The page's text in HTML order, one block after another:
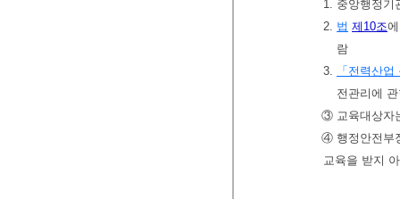
1. 중앙행정기
2. 법 제10조
람
3.
「전력산
전관리에
③ 교육대상자
④ 행정안전부
교육을 받지